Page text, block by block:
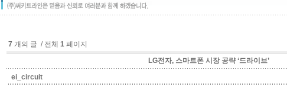
7 개의 글 / 전체 1페이지
LG전자, 스마트폰 시장 공략 ‘드라이브’
ei_circuit